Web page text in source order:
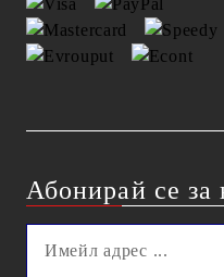
Абонирай се